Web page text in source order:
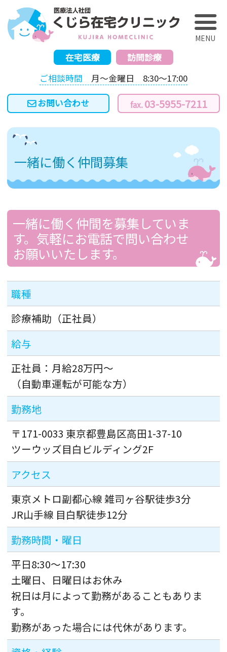
在宅医療
訪問診療
ご相談時間 月～金曜日 8:30～17:00
03-5955-7211
一緒に働く仲間募集
一緒に働く仲間を募集していま
す。気軽にお電話で問い合わせ
お願いいたします。
職種
診療補助（正社員）
給与
正社員：月給28万円～
（自動車運転が可能な方）
勤務地
〒171-0033 東京都豊島区高田1-37-10
ツーウッズ目白ビルディング2F
アクセス
東京メトロ副都心線 雑司ヶ谷駅徒歩3分
JR山手線 目白駅徒歩12分
勤務時間・曜日
平日8:30～17:30
土曜日、日曜日はお休み
祝日は月によって勤務があることもありま
す。
勤務があった場合には代休があります。